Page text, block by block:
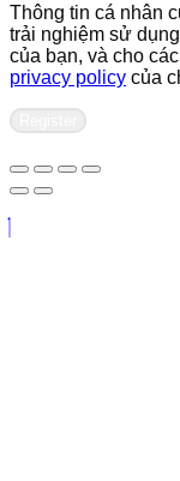
Thông tin cá nhân
trải nghiệm sử
của bạn, và cho
privacy policy của